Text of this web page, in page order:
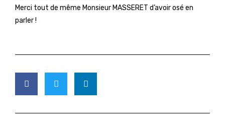
Merci tout de même Monsieur MASSERET d’avoir osé en
parler !